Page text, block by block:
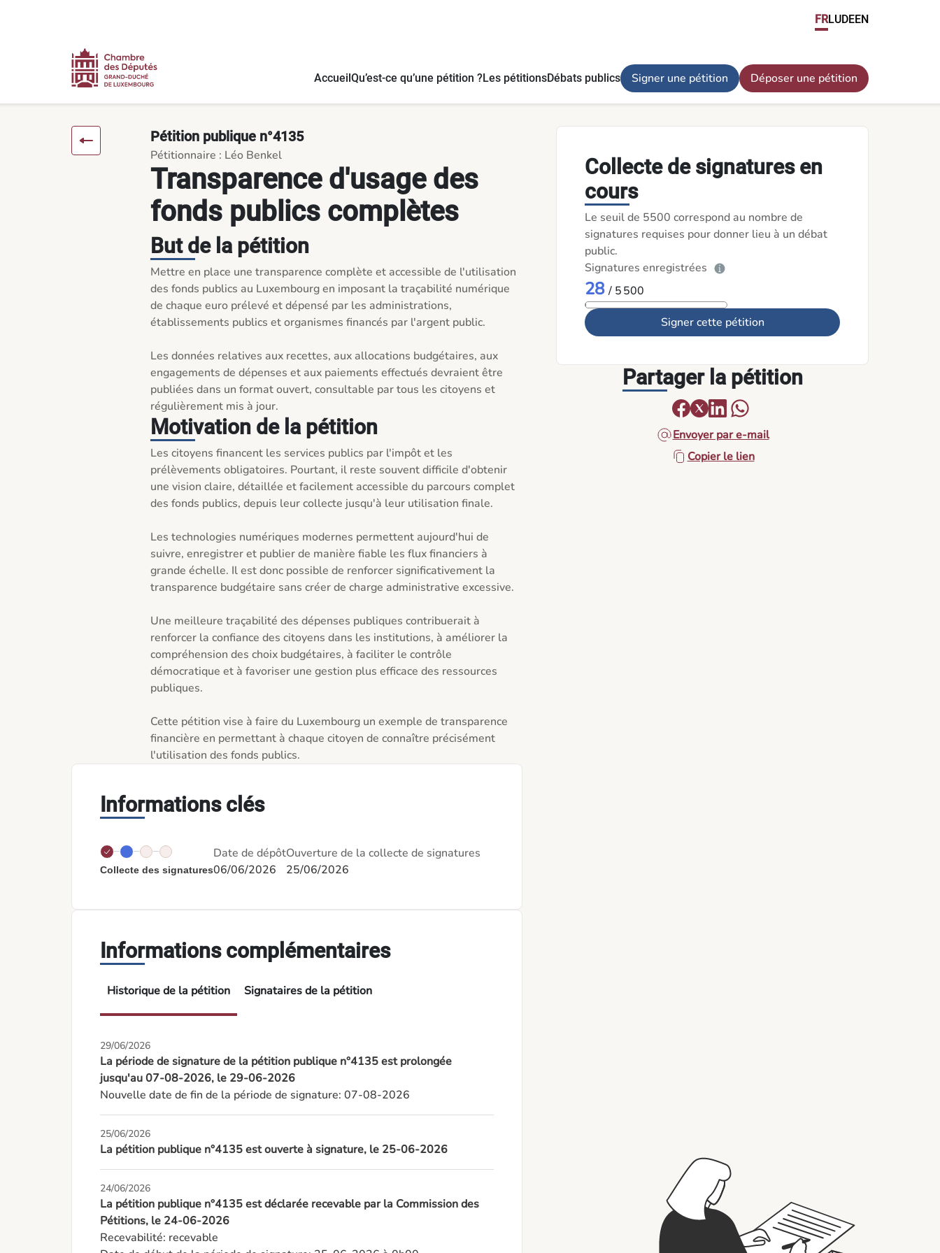
FRLUDEEN
AccueilQu’est-ce qu’une pétition ?Les pétitionsDébats publics Signer une pétition Déposer une pétition
Transparence d'usage des
fonds publics complètes
Pétition publique n°4135
Pétitionnaire : Léo Benkel
But de la pétition
Mettre en place une transparence complète et accessible de l'utilisation
des fonds publics au Luxembourg en imposant la traçabilité numérique
de chaque euro prélevé et dépensé par les administrations,
établissements publics et organismes financés par l'argent public.
Les données relatives aux recettes, aux allocations budgétaires, aux
engagements de dépenses et aux paiements effectués devraient être
publiées dans un format ouvert, consultable par tous les citoyens et
régulièrement mis à jour.
Motivation de la pétition
Les citoyens financent les services publics par l'impôt et les
prélèvements obligatoires. Pourtant, il reste souvent difficile d'obtenir
une vision claire, détaillée et facilement accessible du parcours complet
des fonds publics, depuis leur collecte jusqu'à leur utilisation finale.
Les technologies numériques modernes permettent aujourd'hui de
suivre, enregistrer et publier de manière fiable les flux financiers à
grande échelle. Il est donc possible de renforcer significativement la
transparence budgétaire sans créer de charge administrative excessive.
Une meilleure traçabilité des dépenses publiques contribuerait à
renforcer la confiance des citoyens dans les institutions, à améliorer la
compréhension des choix budgétaires, à faciliter le contrôle
démocratique et à favoriser une gestion plus efficace des ressources
publiques.
Cette pétition vise à faire du Luxembourg un exemple de transparence
financière en permettant à chaque citoyen de connaître précisément
l'utilisation des fonds publics.
Informations clés
Collecte des signatures
Date de dépôt
06/06/2026
Ouverture de la collecte de signatures
25/06/2026
Informations complémentaires
Historique de la pétition Signataires de la pétition
29/06/2026
La période de signature de la pétition publique n°4135 est prolongée
jusqu'au 07-08-2026, le 29-06-2026
Nouvelle date de fin de la période de signature: 07-08-2026
25/06/2026
La pétition publique n°4135 est ouverte à signature, le 25-06-2026
24/06/2026
La pétition publique n°4135 est déclarée recevable par la Commission des
Pétitions, le 24-06-2026
Recevabilité: recevable
Collecte de signatures en
cours
Le seuil de 5500 correspond au nombre de
signatures requises pour donner lieu à un débat
public.
Signatures enregistrées
28 / 5 500
Signer cette pétition
Partager la pétition
Envoyer par e-mail
Copier le lien